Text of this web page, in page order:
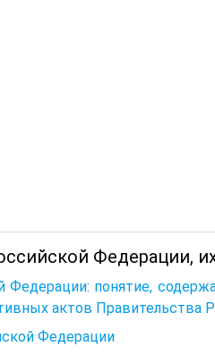
Федерации,
понятие,
актов Правительства
Федерации